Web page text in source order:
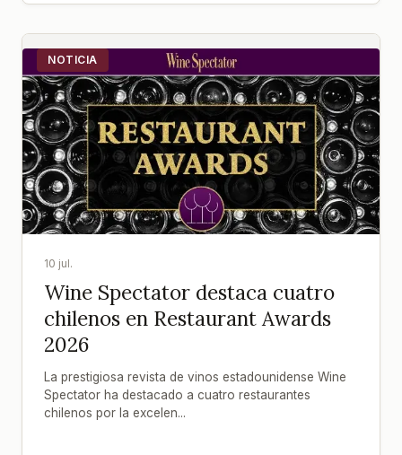
NOTICIA
10 jul.
Wine Spectator destaca cuatro
chilenos en Restaurant Awards
2026
La prestigiosa revista de vinos estadounidense Wine
Spectator ha destacado a cuatro restaurantes
chilenos por la excelen...